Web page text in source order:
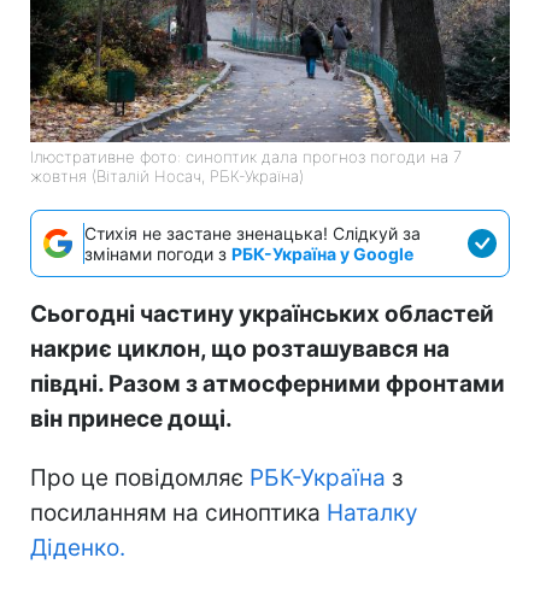
Ілюстративне фото: синоптик дала прогноз погоди на 7
жовтня (Віталій Носач, РБК-Україна)
Стихія не застане зненацька! Слідкуй за
змінами погоди з РБК-Україна у Google
Сьогодні частину українських областей
накриє циклон, що розташувався на
півдні. Разом з атмосферними фронтами
він принесе дощі.
Про це повідомляє РБК-Україна з
посиланням на синоптика Наталку
Діденко.